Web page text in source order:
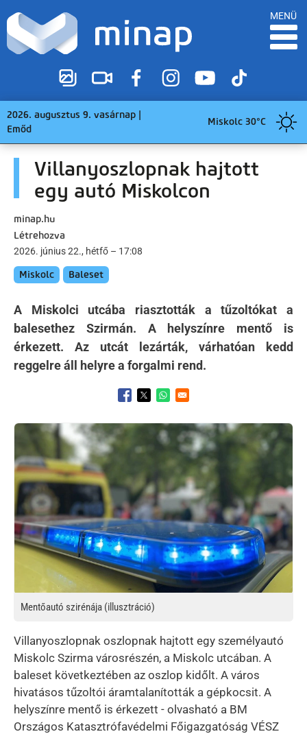
MENÜ
2026. augusztus 9. vasárnap |
Emőd
Miskolc 30°C
Villanyoszlopnak hajtott
egy autó Miskolcon
minap.hu
Létrehozva
2026. június 22., hétfő – 17:08
Miskolc Baleset
A Miskolci utcába riasztották a tűzoltókat a
balesethez Szirmán. A helyszínre mentő is
érkezett. Az utcát lezárták, várhatóan kedd
reggelre áll helyre a forgalmi rend.
Opens in a new window
Opens in a new window
Opens in a new window
Kép
Mentőautó szirénája (illusztráció)
Villanyoszlopnak oszlopnak hajtott egy személyautó
Miskolc Szirma városrészén, a Miskolc utcában. A
baleset következtében az oszlop kidőlt. A város
hivatásos tűzoltói áramtalanították a gépkocsit. A
helyszínre mentő is érkezett - olvasható a BM
Országos Katasztrófavédelmi Főigazgatóság VÉSZ